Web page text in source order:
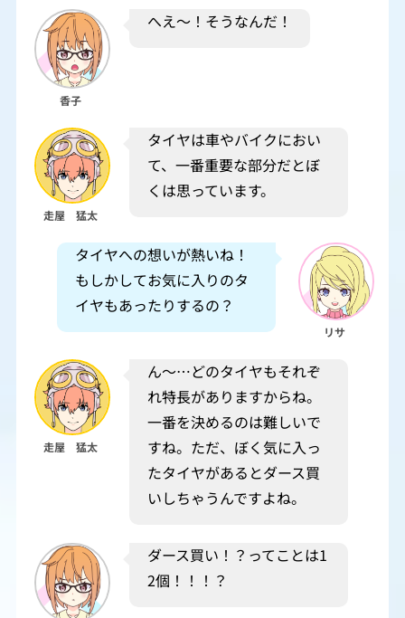
香子
へえ～！そうなんだ！
走屋 猛太
タイヤは車やバイクにおい
て、一番重要な部分だとぼ
くは思っています。
タイヤへの想いが熱いね！
もしかしてお気に入りのタ
イヤもあったりするの？
リサ
走屋 猛太
ん～…どのタイヤもそれぞ
れ特長がありますからね。
一番を決めるのは難しいで
すね。ただ、ぼく気に入っ
たタイヤがあるとダース買
いしちゃうんですよね。
ダース買い！？ってことは1
2個！！！？